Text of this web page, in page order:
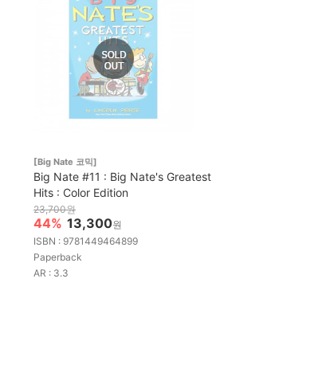
[Big Nate 코믹]
Big Nate #11 : Big Nate's Greatest
Hits : Color Edition
23,700원
44% 13,300원
ISBN : 9781449464899
Paperback
AR : 3.3